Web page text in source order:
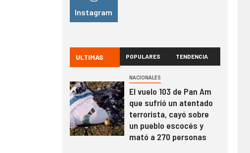
Instagram
ULTIMAS POPULARES TENDENCIA
NACIONALES
El vuelo 103 de Pan Am
que sufrió un atentado
terrorista, cayó sobre
un pueblo escocés y
mató a 270 personas